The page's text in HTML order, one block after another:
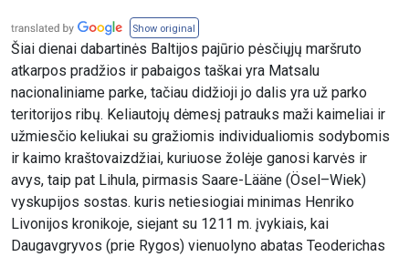
Show original
Šiai dienai dabartinės Baltijos pajūrio pėsčiųjų maršruto
atkarpos pradžios ir pabaigos taškai yra Matsalu
nacionaliniame parke, tačiau didžioji jo dalis yra už parko
teritorijos ribų. Keliautojų dėmesį patrauks maži kaimeliai ir
užmiesčio keliukai su gražiomis individualiomis sodybomis
ir kaimo kraštovaizdžiai, kuriuose žolėje ganosi karvės ir
avys, taip pat Lihula, pirmasis Saare-Lääne (Ösel–Wiek)
vyskupijos sostas. kuris netiesiogiai minimas Henriko
Livonijos kronikoje, siejant su 1211 m. įvykiais, kai
Daugavgryvos (prie Rygos) vienuolyno abatas Teoderichas